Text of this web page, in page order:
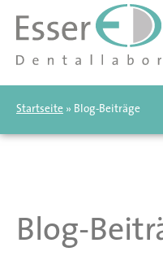
Startseite » Blog-Beiträge
Blog-